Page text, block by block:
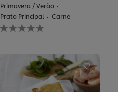
Primavera / Verão
Prato Principal
Carne
Nenhuma
avaliação
recipe